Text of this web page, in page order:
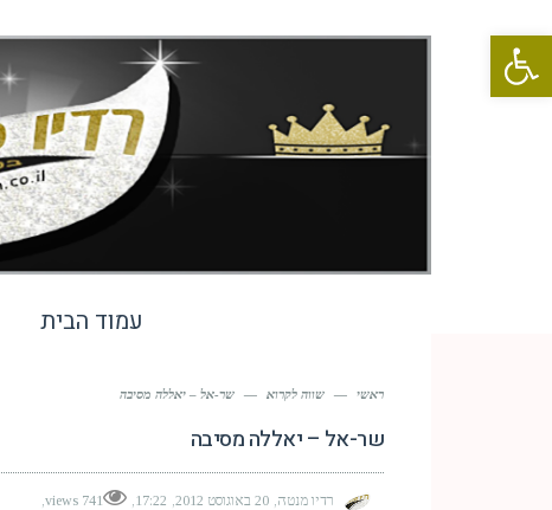
פתח סרגל נגישות
עמוד הבית
ראשי — שווה לקרוא — שר-אל – יאללה מסיבה
שר-אל – יאללה מסיבה
רדיו מנטה 20 באוגוסט 2012 17:22
741 views